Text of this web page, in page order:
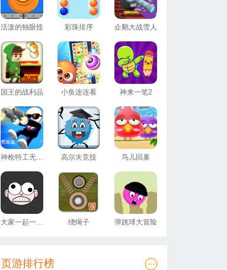
活泼的独眼怪 彩珠排序 企鹅大战雪人
国王的战利品 小鱼连连看 神来一笔2
神枪特工无敌版 高尔夫竞技 鸟儿回巢
大家一起一根筋 绕绳子 弹跳球大冒险
页游排行榜